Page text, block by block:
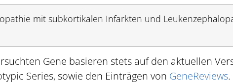
mit subkortikalen Infarkten und
Gene basieren stets auf den aktuellen
Series, sowie den Einträgen von GeneReviews.